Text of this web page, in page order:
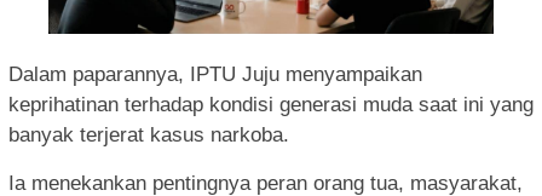
Dalam paparannya, IPTU Juju menyampaikan
keprihatinan terhadap kondisi generasi muda saat ini yang
banyak terjerat kasus narkoba.
Ia menekankan pentingnya peran orang tua, masyarakat,